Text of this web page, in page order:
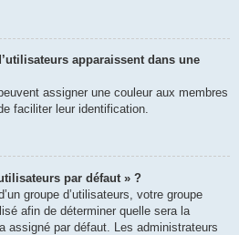
apparaissent dans une
assigner une couleur aux membres
faciliter leur identification.
par défaut » ?
groupe d’utilisateurs, votre groupe
afin de déterminer quelle sera la
assigné par défaut. Les administrateurs